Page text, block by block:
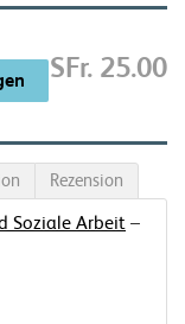
SFr. 25.00
Rezension
Soziale Arbeit –